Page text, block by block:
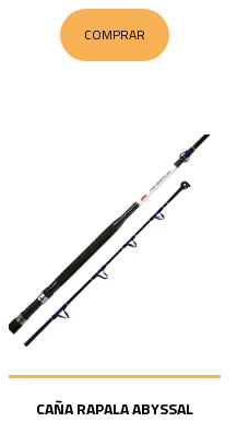
COMPRAR
CAÑA RAPALA ABYSSAL